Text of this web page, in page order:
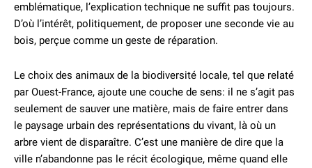
emblématique, l’explication technique ne suffit pas toujours.
D’où l’intérêt, politiquement, de proposer une seconde vie au
bois, perçue comme un geste de réparation.
Le choix des animaux de la biodiversité locale, tel que relaté
par Ouest-France, ajoute une couche de sens: il ne s’agit pas
seulement de sauver une matière, mais de faire entrer dans
le paysage urbain des représentations du vivant, là où un
arbre vient de disparaître. C’est une manière de dire que la
ville n’abandonne pas le récit écologique, même quand elle